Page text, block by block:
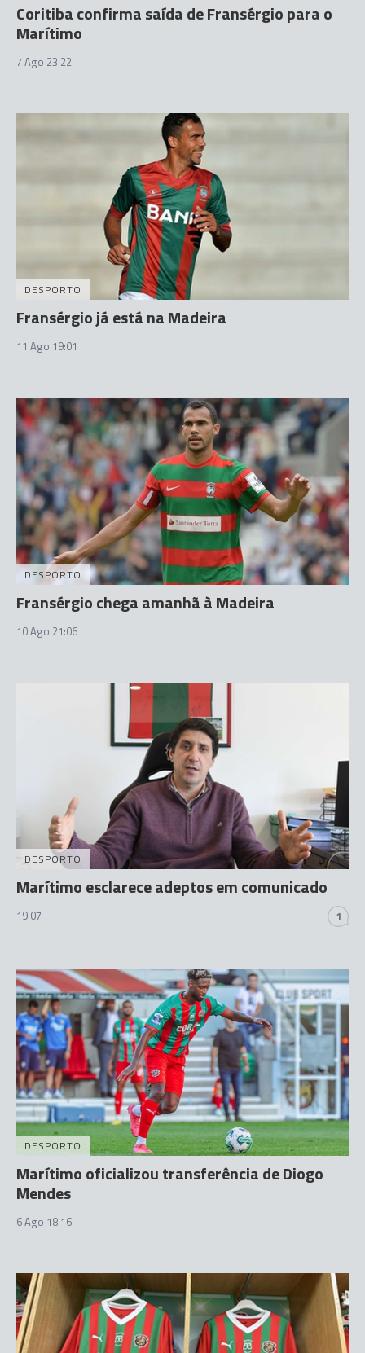
Coritiba confirma saída de Fransérgio para o
Marítimo
7 Ago 23:22
DESPORTO
Fransérgio já está na Madeira
11 Ago 19:01
DESPORTO
Fransérgio chega amanhã à Madeira
10 Ago 21:06
DESPORTO
Marítimo esclarece adeptos em comunicado
19:07 1
DESPORTO
Marítimo oficializou transferência de Diogo
Mendes
6 Ago 18:16